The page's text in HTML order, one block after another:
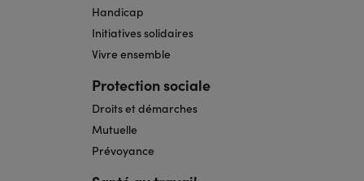
Handicap
Initiatives solidaires
Vivre ensemble
Protection sociale
Droits et démarches
Mutuelle
Prévoyance